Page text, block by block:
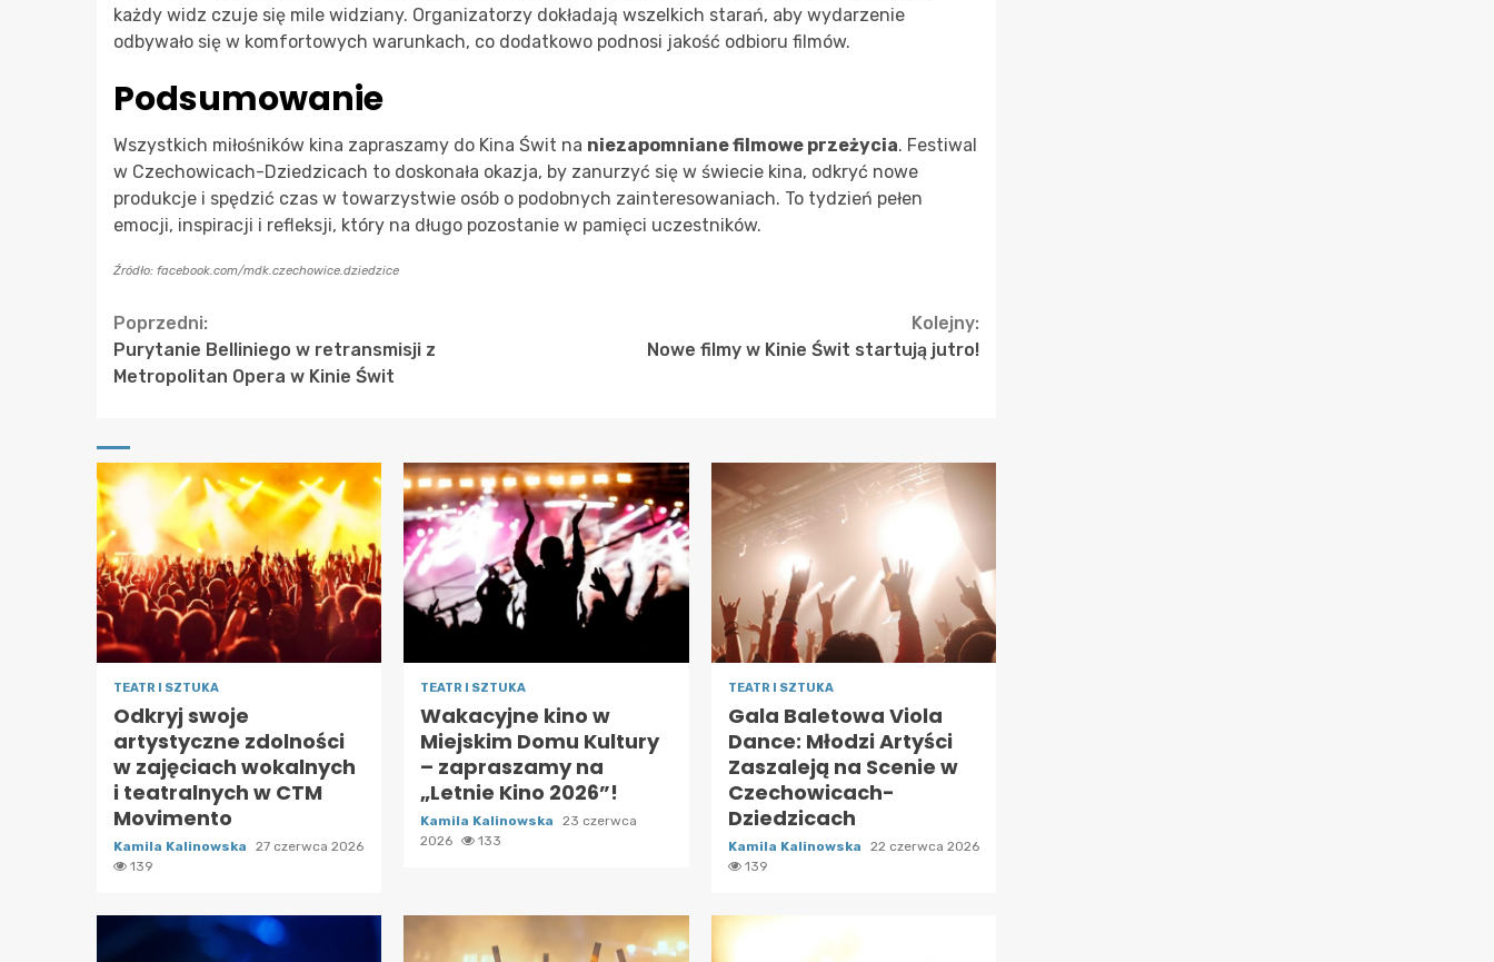
każdy widz czuje się mile widziany. Organizatorzy dokładają wszelkich starań, aby wydarzenie
odbywało się w komfortowych warunkach, co dodatkowo podnosi jakość odbioru filmów.
Podsumowanie
Wszystkich miłośników kina zapraszamy do Kina Świt na niezapomniane filmowe przeżycia. Festiwal
w Czechowicach-Dziedzicach to doskonała okazja, by zanurzyć się w świecie kina, odkryć nowe
produkcje i spędzić czas w towarzystwie osób o podobnych zainteresowaniach. To tydzień pełen
emocji, inspiracji i refleksji, który na długo pozostanie w pamięci uczestników.
Źródło: facebook.com/mdk.czechowice.dziedzice
Continue
Reading
Poprzedni:
Purytanie Belliniego w retransmisji z
Metropolitan Opera w Kinie Świt
Kolejny:
Nowe filmy w Kinie Świt startują jutro!
TEATR I SZTUKA
Odkryj swoje
artystyczne zdolności
w zajęciach wokalnych
i teatralnych w CTM
Movimento
Kamila Kalinowska
27 czerwca 2026
139
TEATR I SZTUKA
Wakacyjne kino w
Miejskim Domu Kultury
– zapraszamy na
„Letnie Kino 2026”!
Kamila Kalinowska
23 czerwca
2026
133
TEATR I SZTUKA
Gala Baletowa Viola
Dance: Młodzi Artyści
Zaszaleją na Scenie w
Czechowicach-
Dziedzicach
Kamila Kalinowska
22 czerwca 2026
139